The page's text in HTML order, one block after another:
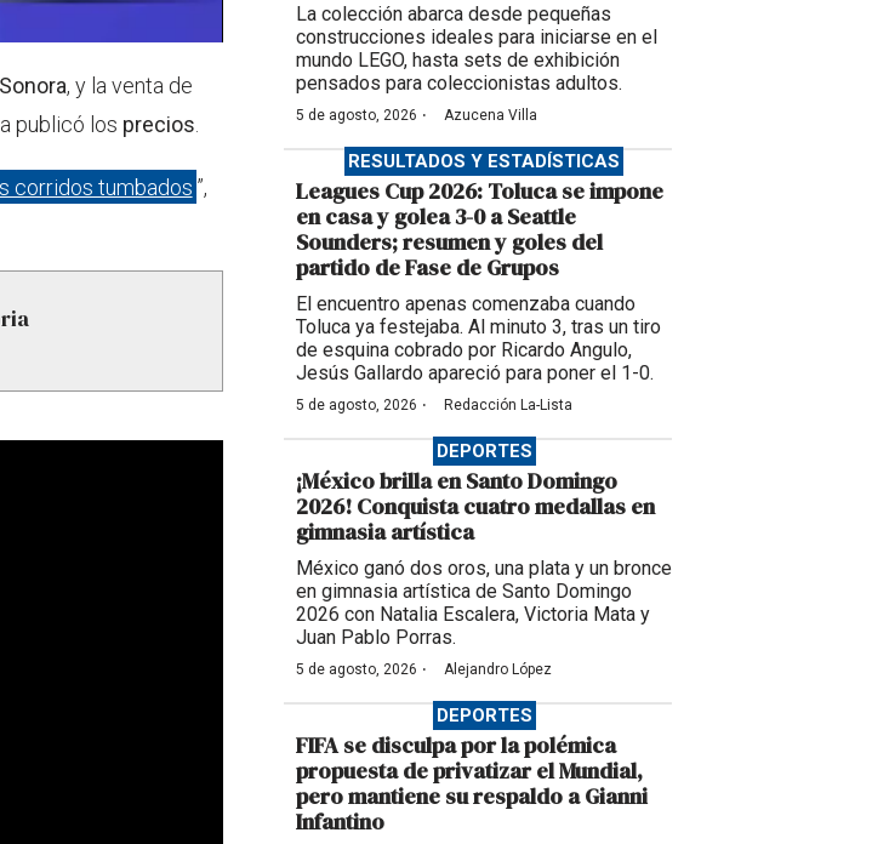
Sonora, y la venta de
publicó los precios
corridos tumbados ”,
La colección abarca desde pequeñas
construcciones ideales para iniciarse en el
mundo LEGO, hasta sets de exhibición
pensados para coleccionistas adultos.
5 de agosto, 2026 · Azucena Villa
RESULTADOS Y ESTADÍSTICAS
Leagues Cup 2026: Toluca se impone
en casa y golea 3-0 a Seattle
Sounders; resumen y goles del
partido de Fase de Grupos
El encuentro apenas comenzaba cuando
Toluca ya festejaba. Al minuto 3, tras un tiro
de esquina cobrado por Ricardo Angulo,
Jesús Gallardo apareció para poner el 1-0.
5 de agosto, 2026 · Redacción La-Lista
DEPORTES
¡México brilla en Santo Domingo
2026! Conquista cuatro medallas en
gimnasia artística
México ganó dos oros, una plata y un bronce
en gimnasia artística de Santo Domingo
2026 con Natalia Escalera, Victoria Mata y
Juan Pablo Porras.
5 de agosto, 2026 · Alejandro López
DEPORTES
FIFA se disculpa por la polémica
propuesta de privatizar el Mundial,
pero mantiene su respaldo a Gianni
Infantino